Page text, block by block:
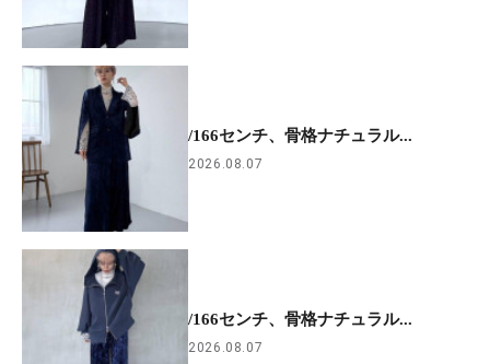
/166センチ、骨格ナチュラル...
2026.08.07
/166センチ、骨格ナチュラル...
2026.08.07